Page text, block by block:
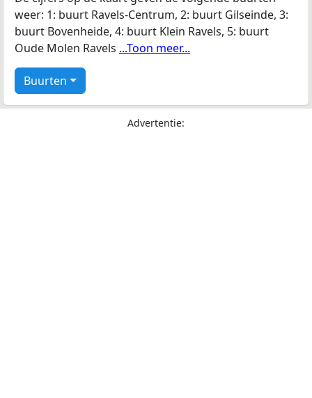
weer: 1: buurt Ravels-Centrum, 2: buurt Gilseinde, 3:
buurt Bovenheide, 4: buurt Klein Ravels, 5: buurt
Oude Molen Ravels ...Toon meer...
Buurten
Advertentie: